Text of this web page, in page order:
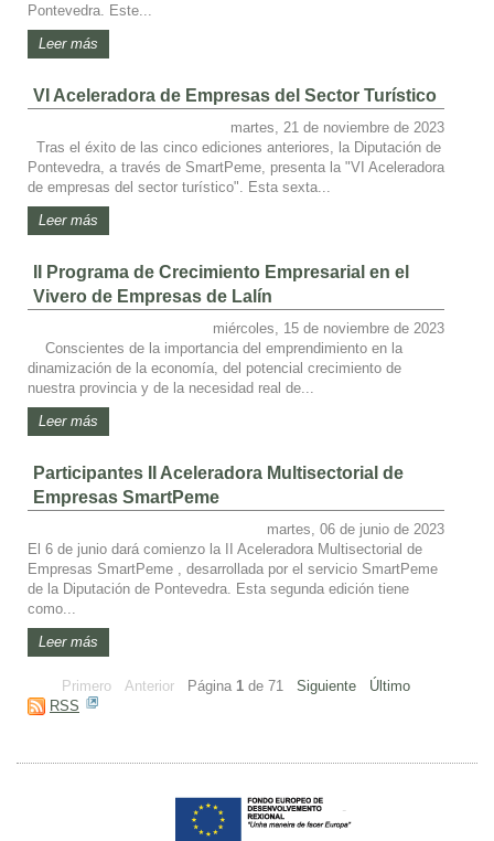
Pontevedra. Este...
Leer más
VI Aceleradora de Empresas del Sector Turístico
martes, 21 de noviembre de 2023
Tras el éxito de las cinco ediciones anteriores, la Diputación de
Pontevedra, a través de SmartPeme, presenta la "VI Aceleradora
de empresas del sector turístico". Esta sexta...
Leer más
II Programa de Crecimiento Empresarial en el
Vivero de Empresas de Lalín
miércoles, 15 de noviembre de 2023
Conscientes de la importancia del emprendimiento en la
dinamización de la economía, del potencial crecimiento de
nuestra provincia y de la necesidad real de...
Leer más
Participantes II Aceleradora Multisectorial de
Empresas SmartPeme
martes, 06 de junio de 2023
El 6 de junio dará comienzo la II Aceleradora Multisectorial de
Empresas SmartPeme , desarrollada por el servicio SmartPeme
de la Diputación de Pontevedra. Esta segunda edición tiene
como...
Leer más
Primero Anterior Página 1 de 71 Siguiente
Último
RSS